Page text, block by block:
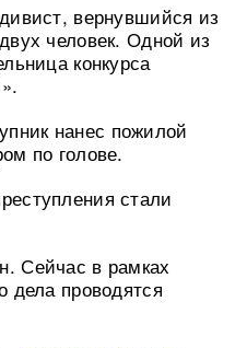
вернувшийся из
человек. Одной из
конкурса
нанес пожилой
по голове.
стали
Сейчас в рамках
дела проводятся